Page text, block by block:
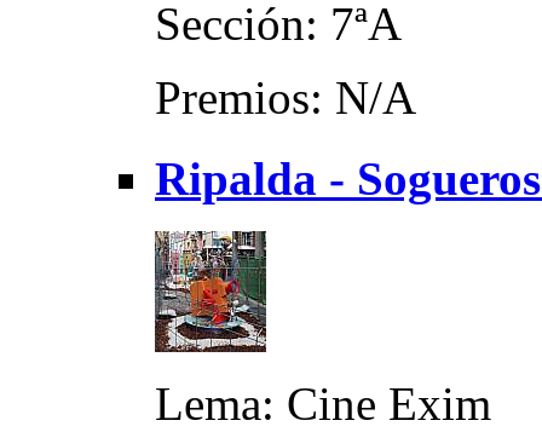
Sección: 7ªA
Premios: N/A
Ripalda -
Lema: Cine Exim